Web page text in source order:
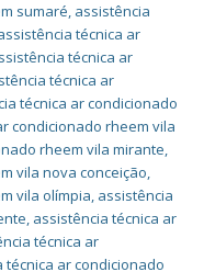
sumaré, assistência
técnica ar
técnica ar
técnica ar
técnica ar condicionado
condicionado rheem vila
rheem vila mirante,
vila nova conceição,
vila olímpia, assistência
, assistência técnica ar
técnica ar
técnica ar condicionado